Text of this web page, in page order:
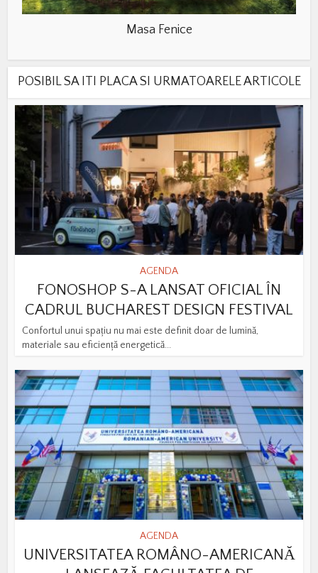
Masa Fenice
POSIBIL SA ITI PLACA SI URMATOARELE ARTICOLE
AGENDA
FONOSHOP S-A LANSAT OFICIAL ÎN
CADRUL BUCHAREST DESIGN FESTIVAL
Confortul unui spațiu nu mai este definit doar de lumină,
materiale sau eficiență energetică...
AGENDA
UNIVERSITATEA ROMÂNO-AMERICANĂ